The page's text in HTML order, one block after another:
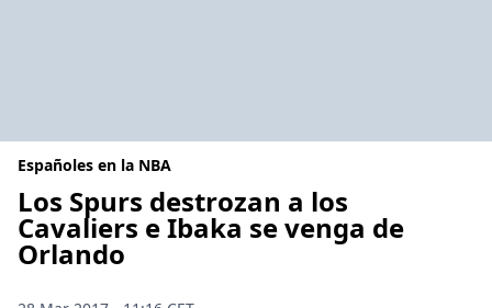
Españoles en la NBA
Los Spurs destrozan a los
Cavaliers e Ibaka se venga de
Orlando